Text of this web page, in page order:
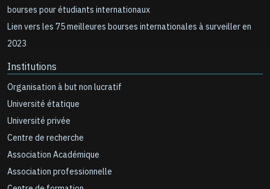
bourses pour étudiants internationaux
Lien vers les 75 meilleures bourses internationales à surveiller en
2023
Institutions
Organisation à but non lucratif
Université étatique
Université privée
Centre de recherche
Association Académique
Association professionnelle